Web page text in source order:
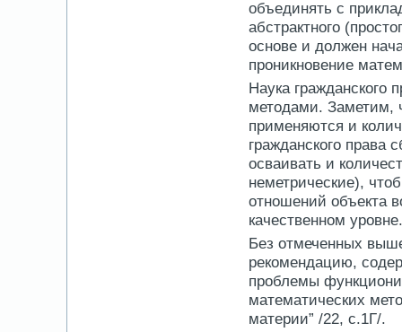
объединять с
абстрактного
основе и должен
проникновение
Наука гражданского
методами. Заметим,
применяются и
гражданского
осваивать и
неметрические),
отношений объекта
качественном
Без отмеченных
рекомендацию,
проблемы
математических
материи” /22, с.1Г/.